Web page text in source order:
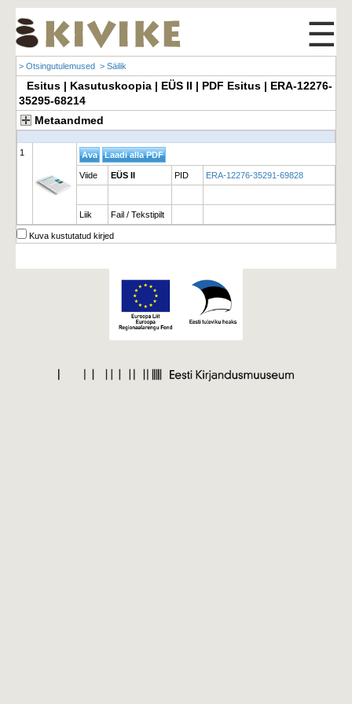
☰
> Otsingutulemused > Säilik
Esitus | Kasutuskoopia | EÜS II | PDF Esitus | ERA-12276-
35295-68214
Metaandmed
1
Viide EÜS II PID ERA-12276-35291-69828
Liik Fail / Tekstipilt
Kuva kustutatud kirjed